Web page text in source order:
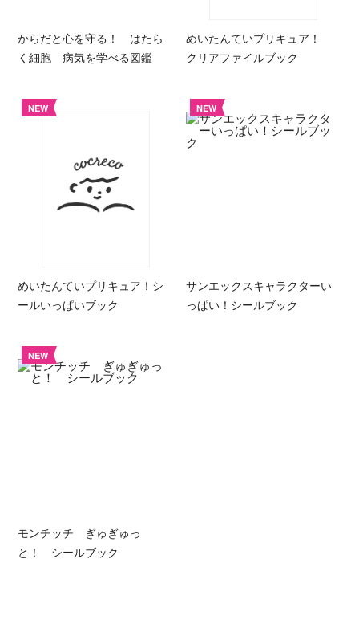
からだと心を守る！ はたら
く細胞 病気を学べる図鑑
めいたんていプリキュア！
クリアファイルブック
NEW
めいたんていプリキュア！シ
ールいっぱいブック
NEW
サンエックスキャラクターい
っぱい！シールブック
NEW
モンチッチ ぎゅぎゅっ
と！ シールブック